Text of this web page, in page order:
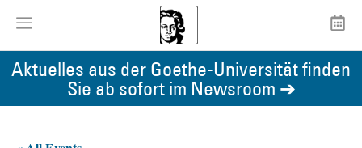
Aktuelles aus der Goethe-Universität finden
Sie ab sofort im Newsroom ➔